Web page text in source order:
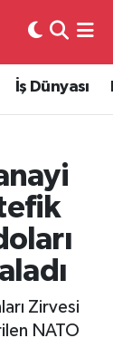
İş Dünyası
Zirvesi
NATO